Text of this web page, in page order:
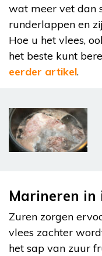
wat meer vet dan
runderlappen en
Hoe u het vlees,
het beste kunt
eerder artikel.
Marineren in
Zuren zorgen
vlees zachter
het sap van zuur